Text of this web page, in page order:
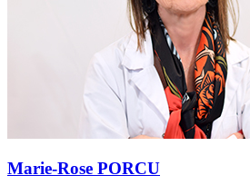
Marie-Rose PORCU